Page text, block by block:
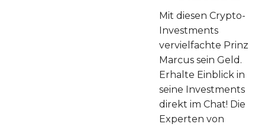
Mit diesen Crypto-
Investments
vervielfachte Prinz
Marcus sein Geld.
Erhalte Einblick in
seine Investments
direkt im Chat! Die
Experten von